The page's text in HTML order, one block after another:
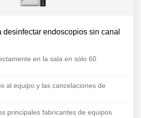
desinfectar endoscopios sin canal
en la sala en sólo 60
al equipo y las cancelaciones de
principales fabricantes de equipos